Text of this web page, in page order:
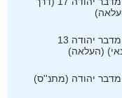
מעלה אדומים - דרך מדבר יהודה 13
(העלאה)
יהודה (מתנ''ס)